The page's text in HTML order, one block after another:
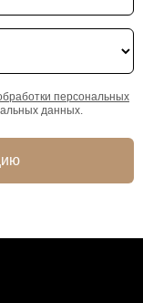
персональных
данных.